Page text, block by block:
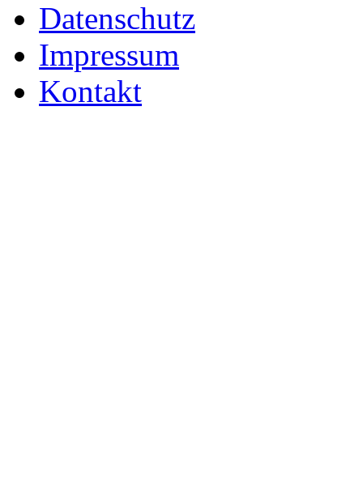
Datenschutz
Impressum
Kontakt